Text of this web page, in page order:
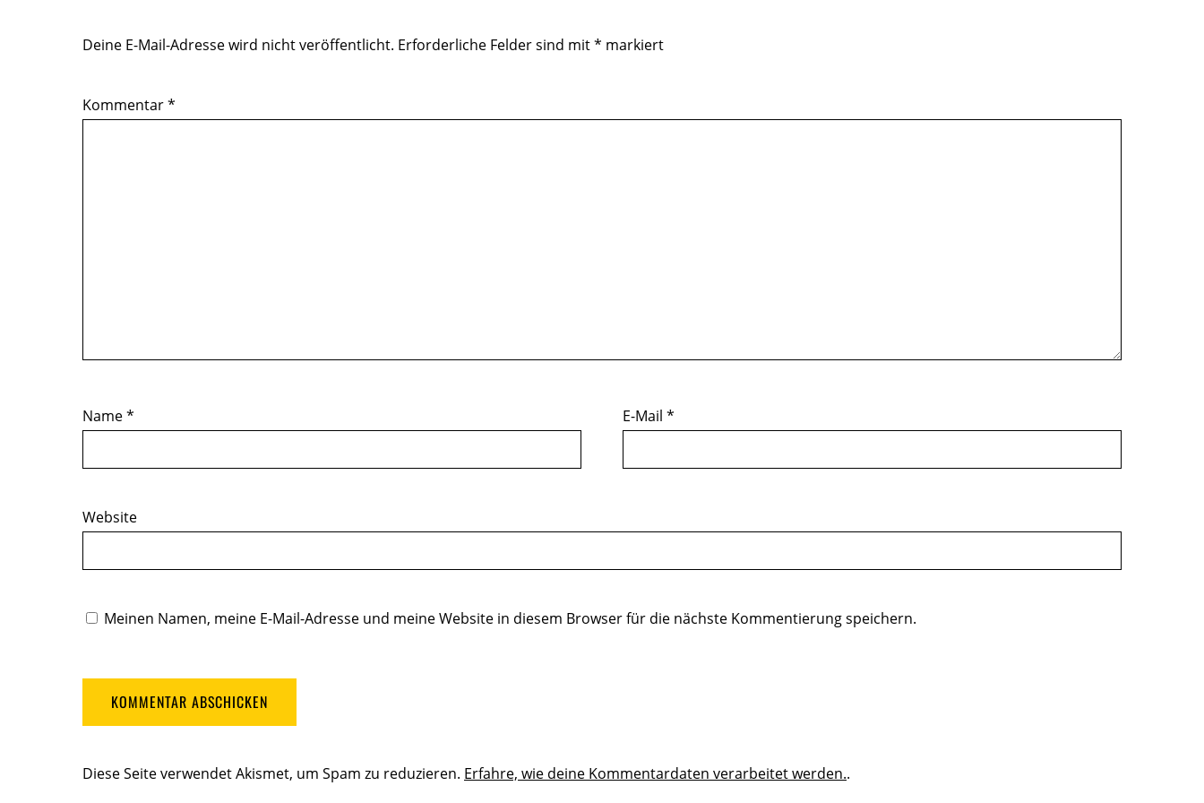
Deine E-Mail-Adresse wird nicht veröffentlicht. Erforderliche Felder sind mit* markiert
Kommentar*
Name* E-Mail*
Website
Meinen Namen, meine E-Mail-Adresse und meine Website in diesem Browser für die nächste Kommentierung speichern.
Diese Seite verwendet Akismet, um Spam zu reduzieren. Erfahre, wie deine Kommentardaten verarbeitet werden..